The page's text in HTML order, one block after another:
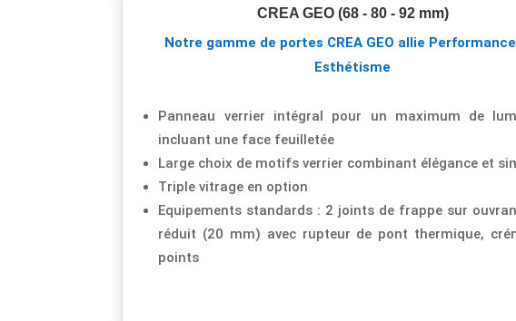
CREA GEO (68 - 80 - 92 mm)
Notre gamme de portes CREA GEO allie
Esthétisme
Panneau verrier intégral pour un maximum de
incluant une face feuilletée
Large choix de motifs verrier combinant élégance et
Triple vitrage en option
Equipements standards : 2 joints de frappe sur
réduit (20 mm) avec rupteur de pont thermique,
points